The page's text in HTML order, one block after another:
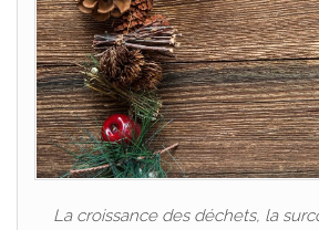
La croissance des déchets, la